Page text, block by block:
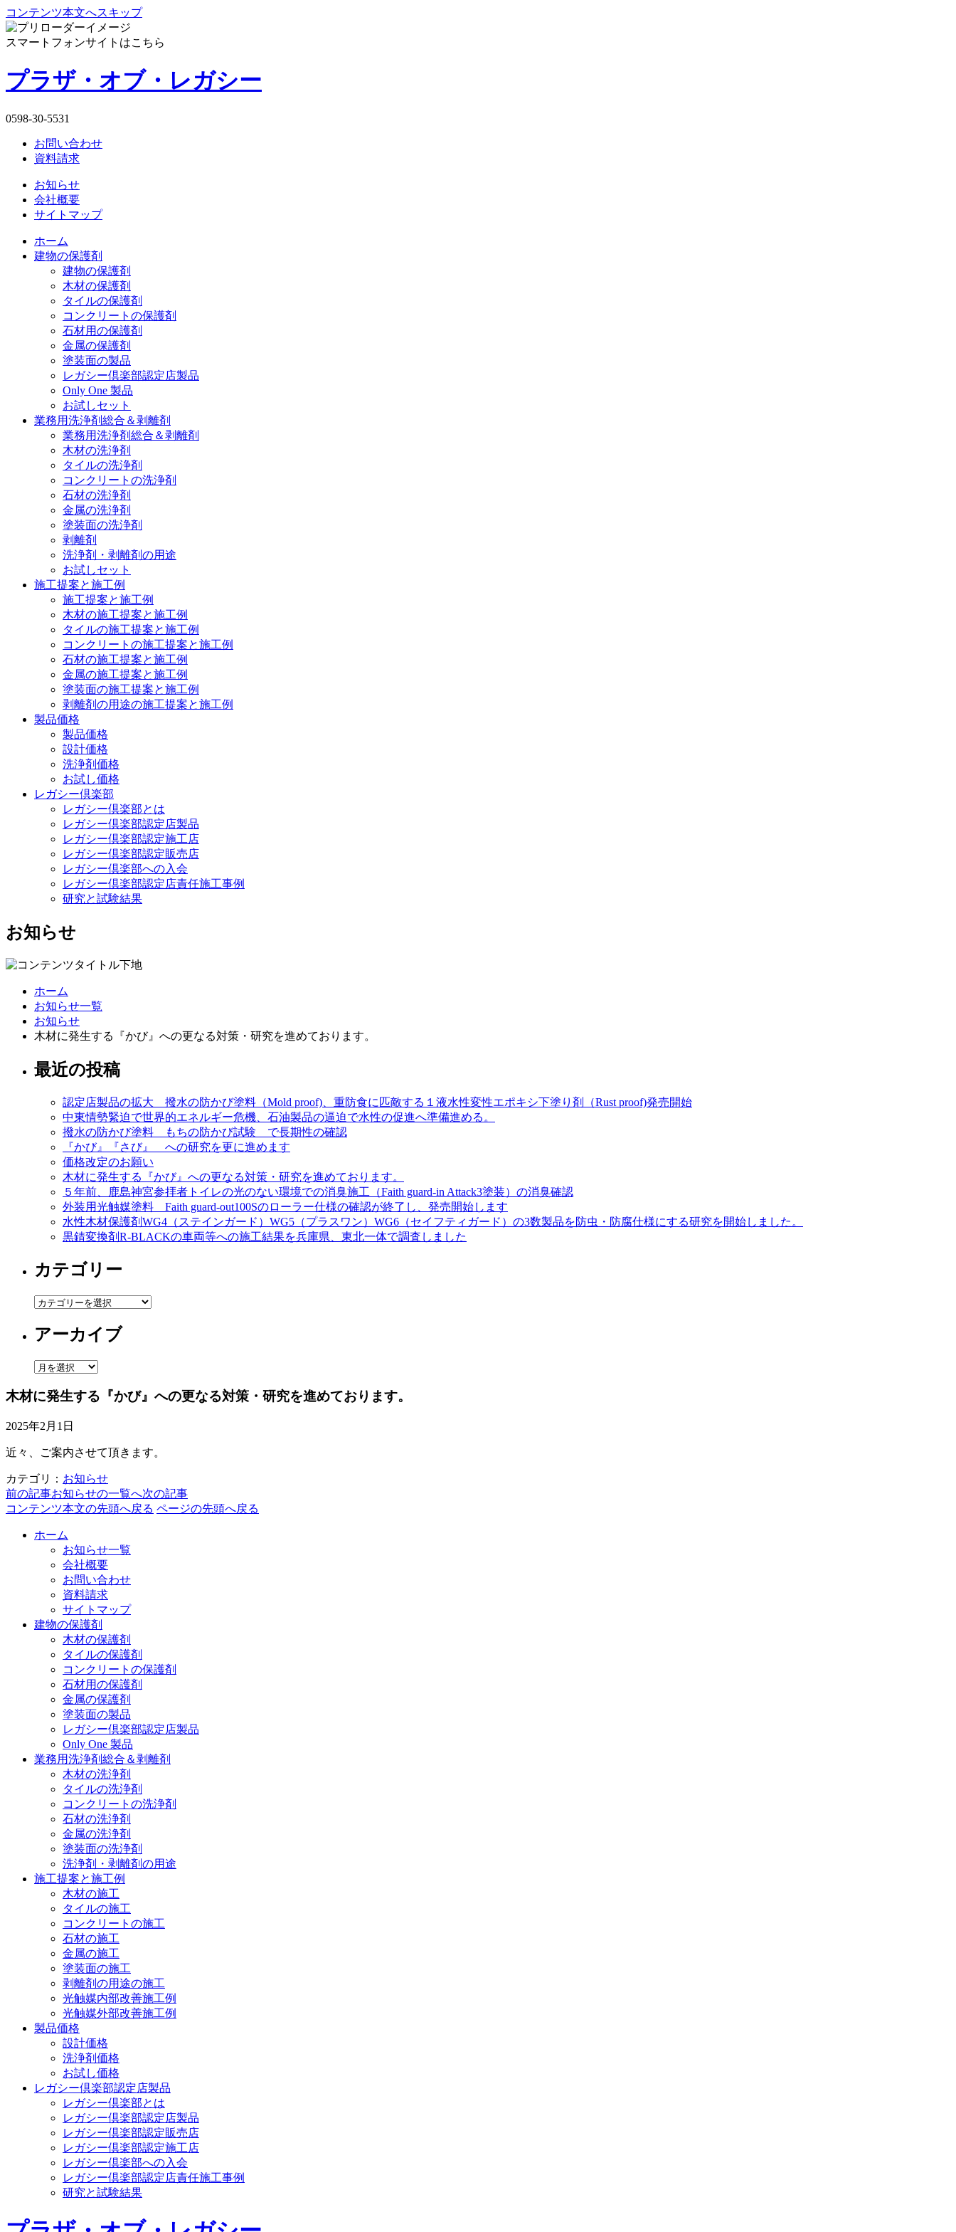
コンテンツ本文へスキップ
スマートフォンサイトはこちら
プラザ・オブ・レガシー
0598-30-5531
お問い合わせ
資料請求
お知らせ
会社概要
サイトマップ
ホーム
建物の保護剤
建物の保護剤
木材の保護剤
タイルの保護剤
コンクリートの保護剤
石材用の保護剤
金属の保護剤
塗装面の製品
レガシー倶楽部認定店製品
Only One 製品
お試しセット
業務用洗浄剤総合＆剥離剤
業務用洗浄剤総合＆剥離剤
木材の洗浄剤
タイルの洗浄剤
コンクリートの洗浄剤
石材の洗浄剤
金属の洗浄剤
塗装面の洗浄剤
剥離剤
洗浄剤・剥離剤の用途
お試しセット
施工提案と施工例
施工提案と施工例
木材の施工提案と施工例
タイルの施工提案と施工例
コンクリートの施工提案と施工例
石材の施工提案と施工例
金属の施工提案と施工例
塗装面の施工提案と施工例
剥離剤の用途の施工提案と施工例
製品価格
製品価格
設計価格
洗浄剤価格
お試し価格
レガシー倶楽部
レガシー倶楽部とは
レガシー倶楽部認定店製品
レガシー倶楽部認定施工店
レガシー倶楽部認定販売店
レガシー倶楽部への入会
レガシー倶楽部認定店責任施工事例
研究と試験結果
お知らせ
ホーム
お知らせ一覧
お知らせ
木材に発生する『かび』への更なる対策・研究を進めております。
最近の投稿
認定店製品の拡大 撥水の防かび塗料（Mold proof)、重防食に匹敵する１液水性変性エポキシ下塗り剤（Rust proof)発売開始
中東情勢緊迫で世界的エネルギー危機、石油製品の逼迫で水性の促進へ準備進める。
撥水の防かび塗料 もちの防かび試験 で長期性の確認
『かび』『さび』 への研究を更に進めます
価格改定のお願い
木材に発生する『かび』への更なる対策・研究を進めております。
５年前、鹿島神宮参拝者トイレの光のない環境での消臭施工（Faith guard-in Attack3塗装）の消臭確認
外装用光触媒塗料 Faith guard-out100Sのローラー仕様の確認が終了し、発売開始します
水性木材保護剤WG4（ステインガード）WG5（プラスワン）WG6（セイフティガード）の3数製品を防虫・防腐仕様にする研究を開始しました。
黒錆変換剤R-BLACKの車両等への施工結果を兵庫県、東北一体で調査しました
カテゴリー
カ
ゴ
ー
アーカイブ
ア
カ
ブ
木材に発生する『かび』への更なる対策・研究を進めております。
2025年2月1日
近々、ご案内させて頂きます。
カテゴリ： お知らせ
前の記事お知らせの一覧へ次の記事
コンテンツ本文の先頭へ戻る ページの先頭へ戻る
ホーム
お知らせ一覧
会社概要
お問い合わせ
資料請求
サイトマップ
建物の保護剤
木材の保護剤
タイルの保護剤
コンクリートの保護剤
石材用の保護剤
金属の保護剤
塗装面の製品
レガシー倶楽部認定店製品
Only One 製品
業務用洗浄剤総合＆剥離剤
木材の洗浄剤
タイルの洗浄剤
コンクリートの洗浄剤
石材の洗浄剤
金属の洗浄剤
塗装面の洗浄剤
洗浄剤・剥離剤の用途
施工提案と施工例
木材の施工
タイルの施工
コンクリートの施工
石材の施工
金属の施工
塗装面の施工
剥離剤の用途の施工
光触媒内部改善施工例
光触媒外部改善施工例
製品価格
設計価格
洗浄剤価格
お試し価格
レガシー倶楽部認定店製品
レガシー倶楽部とは
レガシー倶楽部認定店製品
レガシー倶楽部認定販売店
レガシー倶楽部認定施工店
レガシー倶楽部への入会
レガシー倶楽部認定店責任施工事例
研究と試験結果